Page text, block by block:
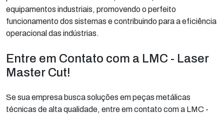
equipamentos industriais, promovendo o perfeito
funcionamento dos sistemas e contribuindo para a eficiência
operacional das indústrias.
Entre em Contato com a LMC - Laser
Master Cut!
Se sua empresa busca soluções em peças metálicas
técnicas de alta qualidade, entre em contato com a LMC -